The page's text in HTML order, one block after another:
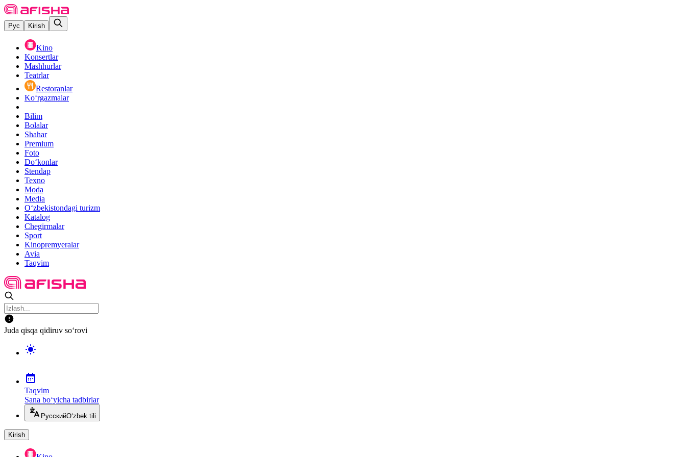
Рус Kirish
Kino
Konsertlar
Mashhurlar
Teatrlar
Restoranlar
Ko‘rgazmalar
Bilim
Bolalar
Shahar
Premium
Foto
Do‘konlar
Stendap
Texno
Moda
Media
O‘zbekistondagi turizm
Katalog
Chegirmalar
Sport
Kinopremyeralar
Avia
Taqvim
Juda qisqa qidiruv so‘rovi
Taqvim
Sana bo‘yicha tadbirlar
РусскийO‘zbek tili
Kirish